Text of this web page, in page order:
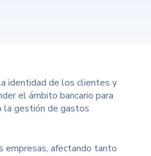
identidad de los clientes y
el ámbito bancario para
la gestión de gastos
empresas, afectando tanto